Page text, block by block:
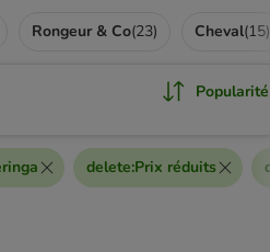
Rongeur & Co(23) Cheval(15)
Popularité
delete:Prix réduits